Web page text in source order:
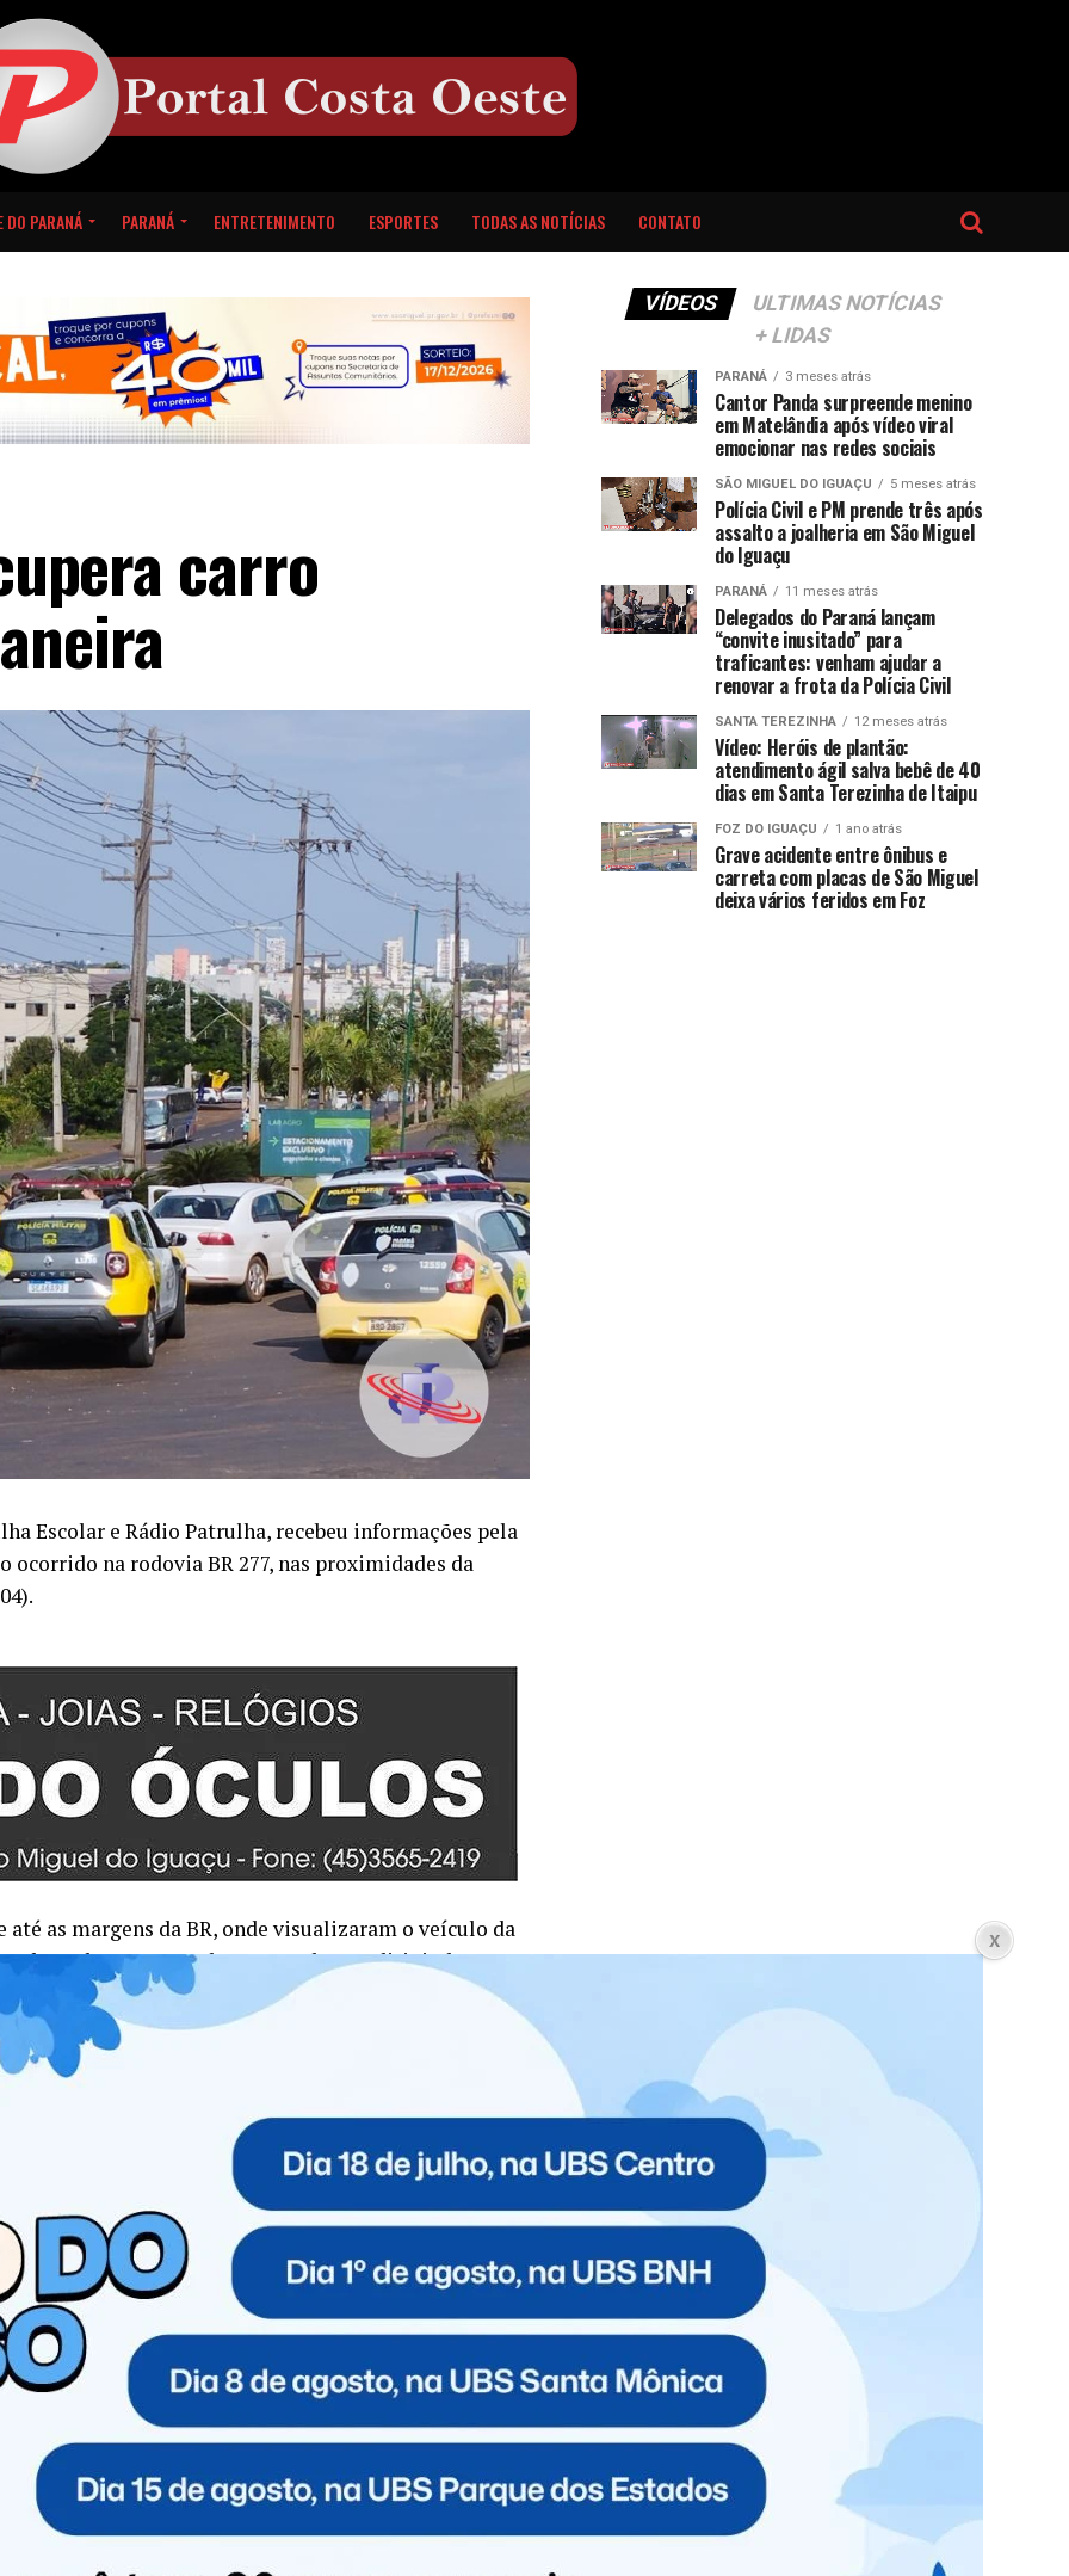
DO PARANÁ PARANÁ ENTRETENIMENTO ESPORTES TODAS AS NOTÍCIAS CONTATO
carro
Escolar e Rádio Patrulha, recebeu informações pela
na rodovia BR 277, nas proximidades da
as margens da BR, onde visualizaram o veículo da
do roubo, um Astra branco, ambos se dirigindo em
dos criminosos, conseguindo recuperar o Voyage
da vítima, junto com os objetos recuperados, foi
o Astra utilizado pelos assaltantes, que foi
Civil para os devidos procedimentos.
VÍDEOS
ULTIMAS NOTÍCIAS
+ LIDAS
PARANÁ 3 meses atrás
Cantor Panda surpreende menino
em Matelândia após vídeo viral
emocionar nas redes sociais
SÃO MIGUEL DO IGUAÇU 5 meses atrás
Polícia Civil e PM prende três após
assalto a joalheria em São Miguel
do Iguaçu
PARANÁ 11 meses atrás
Delegados do Paraná lançam
“convite inusitado” para
traficantes: venham ajudar a
renovar a frota da Polícia Civil
SANTA TEREZINHA 12 meses atrás
Vídeo: Heróis de plantão:
atendimento ágil salva bebê de 40
dias em Santa Terezinha de Itaipu
FOZ DO IGUAÇU 1 ano atrás
Grave acidente entre ônibus e
carreta com placas de São Miguel
deixa vários feridos em Foz